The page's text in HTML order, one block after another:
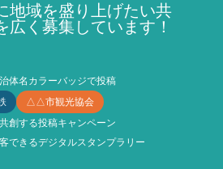
地域を盛り上げたい共
広く募集しています！
体名カラーバッジで投稿
△△市観光協会
創する投稿キャンペーン
できるデジタルスタンプラリー